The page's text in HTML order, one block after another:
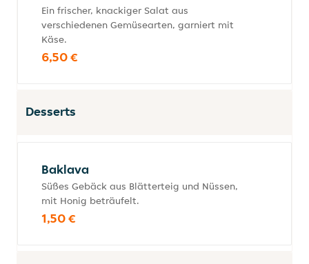
Ein frischer, knackiger Salat aus
verschiedenen Gemüsearten, garniert mit
Käse.
6,50 €
Desserts
Baklava
Süßes Gebäck aus Blätterteig und Nüssen,
mit Honig beträufelt.
1,50 €